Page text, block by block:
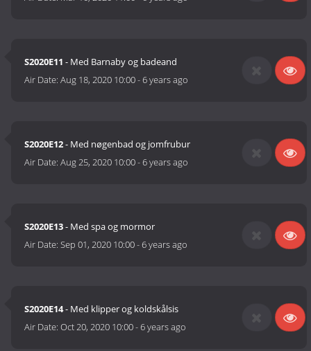
S2020E11 - Med Barnaby og badeand
Air Date:Aug 18, 2020 10:00-6 years ago
S2020E12- Med nøgenbad og jomfrubur
Air Date:Aug 25, 2020 10:00-6 years ago
S2020E13- Med spa og mormor
Air Date:Sep 01, 2020 10:00-6 years ago
S2020E14- Med klipper og koldskålsis
Air Date:Oct 20, 2020 10:00-6 years ago